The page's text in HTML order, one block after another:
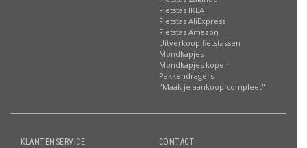
Fietstas IKEA
Fietstas AliExpress
Fietstas Amazon
Uitverkoop fietstassen
Mondkapjes
Mondkapjes kopen
Pakkendragers
"Maak je aankoop compleet"
KLANTENSERVICE CONTACT